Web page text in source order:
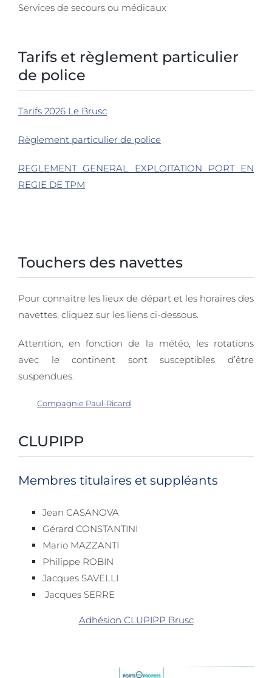
Services de secours ou médicaux
Tarifs et règlement particulier
de police
Tarifs 2026 Le Brusc
Règlement particulier de police
REGLEMENT GENERAL EXPLOITATION PORT EN
REGIE DE TPM
Touchers des navettes
Pour connaitre les lieux de départ et les horaires des
navettes, cliquez sur les liens ci-dessous.
Attention, en fonction de la météo, les rotations
avec le continent sont susceptibles d’être
suspendues.
Compagnie Paul-Ricard
CLUPIPP
Membres titulaires et suppléants
Jean CASANOVA
Gérard CONSTANTINI
Mario MAZZANTI
Philippe ROBIN
Jacques SAVELLI
Jacques SERRE
Adhésion CLUPIPP Brusc